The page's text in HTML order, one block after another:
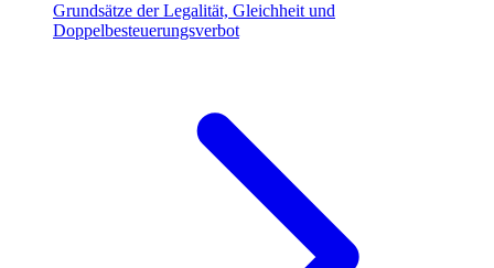
Grundsätze der Legalität, Gleichheit und
Doppelbesteuerungsverbot